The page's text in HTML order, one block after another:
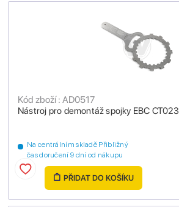
Nástroj pro demontáž spojky EBC CT023
Kód zboží : AD0517
Na centrálním skladě Přibližný
čas doručení 9 dní od nákupu
PŘIDAT DO KOŠÍKU